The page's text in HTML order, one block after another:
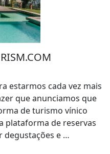
estarmos cada vez mais
que anunciamos que
de turismo vínico
plataforma de reservas
degustações e …